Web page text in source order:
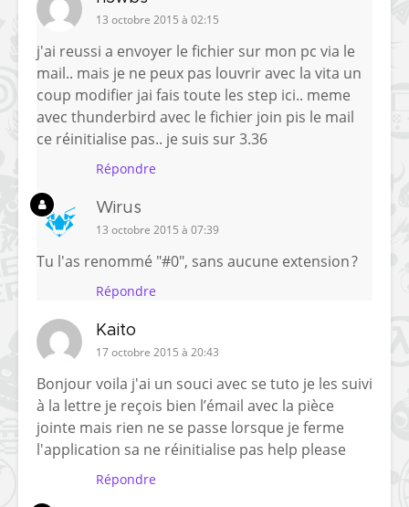
13 octobre 2015 à 02:15
j'ai reussi a envoyer le fichier sur mon pc via le
mail.. mais je ne peux pas louvrir avec la vita un
coup modifier jai fais toute les step ici.. meme
avec thunderbird avec le fichier join pis le mail
ce réinitialise pas.. je suis sur 3.36
Répondre
Wirus
13 octobre 2015 à 07:39
Tu l'as renommé "#0", sans aucune extension ?
Répondre
Kaito
17 octobre 2015 à 20:43
Bonjour voila j'ai un souci avec se tuto je les suivi
à la lettre je reçois bien l’émail avec la pièce
jointe mais rien ne se passe lorsque je ferme
l'application sa ne réinitialise pas help please
Répondre